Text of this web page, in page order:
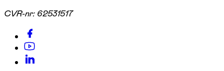
CVR-nr: 62531517